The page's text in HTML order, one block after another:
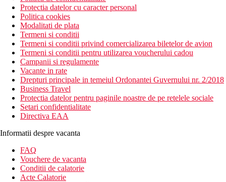
Protectia datelor cu caracter personal
Politica cookies
Modalitati de plata
Termeni si conditii
Termeni si conditii privind comercializarea biletelor de avion
Termeni si conditii pentru utilizarea voucherului cadou
Campanii si regulamente
Vacante in rate
Drepturi principale in temeiul Ordonantei Guvernului nr. 2/2018
Business Travel
Protectia datelor pentru paginile noastre de pe retelele sociale
Setari confidentialitate
Directiva EAA
Informatii despre vacanta
FAQ
Vouchere de vacanta
Conditii de calatorie
Acte Calatorie